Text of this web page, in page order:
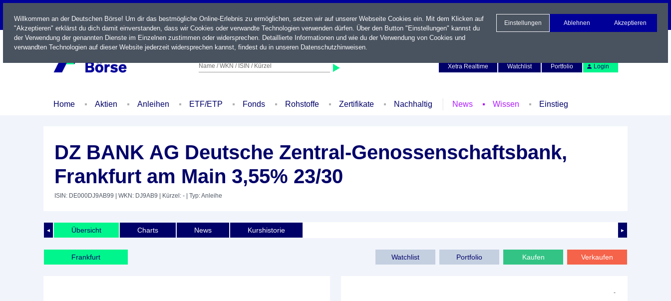
LIVE
Name / WKN / ISIN / Kürzel
Xetra Realtime
Watchlist Portfolio Login
Home Aktien Anleihen ETF/ETP Fonds Rohstoffe Zertifikate Nachhaltig News Wissen Einstieg
DZ BANK AG Deutsche Zentral-Genossenschaftsbank,
Frankfurt am Main 3,55% 23/30
ISIN: DE000DJ9AB99 | WKN: DJ9AB9 | Kürzel: - | Typ: Anleihe
◄ ►
Übersicht Charts News Kurshistorie
Frankfurt Verkaufen
Kaufen
Portfolio
Watchlist
-
Willkommen an der Deutschen Börse! Um dir das bestmögliche Online-Erlebnis zu ermöglichen, setzen wir auf unserer Webseite Cookies ein. Mit dem Klicken auf
"Akzeptieren" erklärst du dich damit einverstanden, dass wir Cookies oder verwandte Technologien verwenden dürfen. Über den Button "Einstellungen" kannst du
der Verwendung der genannten Dienste im Einzelnen zustimmen oder widersprechen. Detaillierte Informationen und wie du der Verwendung von Cookies und
verwandten Technologien auf dieser Website jederzeit widersprechen kannst, findest du in unseren Datenschutzhinweisen.
Einstellungen Ablehnen Akzeptieren